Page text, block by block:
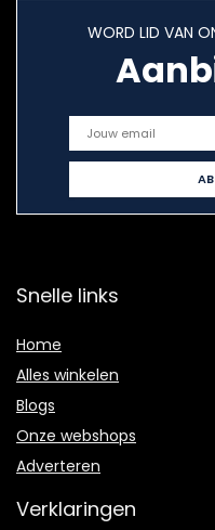
WORD LID VAN
Snelle links
Home
Alles winkelen
Blogs
Onze webshops
Adverteren
Verklaringen